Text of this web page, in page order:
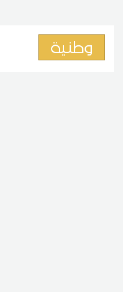
وطنية
نائبة